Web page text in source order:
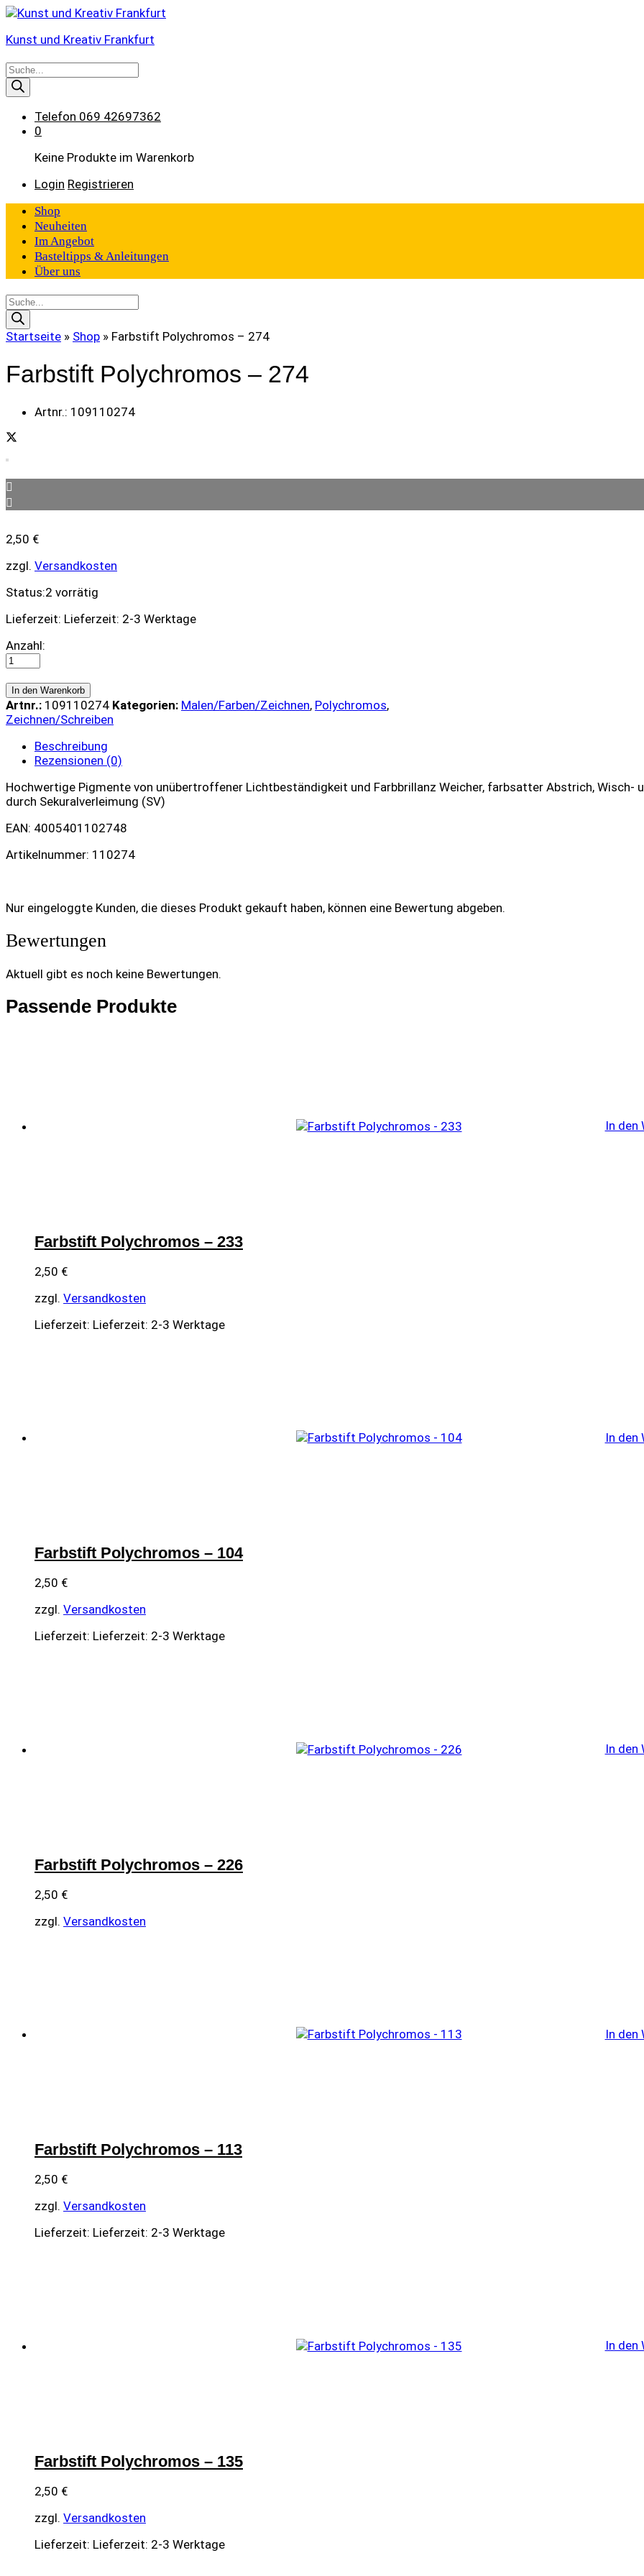
Kunst und Kreativ Frankfurt
Products
search
Telefon 069 42697362
0
Keine Produkte im Warenkorb
Login Registrieren
Shop
Neuheiten
Im Angebot
Basteltipps & Anleitungen
Über uns
Products
search
Startseite » Shop » Farbstift Polychromos – 274
Farbstift Polychromos – 274
Artnr.: 109110274
2,50 €
zzgl. Versandkosten
Status:2 vorrätig
Lieferzeit: Lieferzeit: 2-3 Werktage
Farbstift
Polychromos
-
274
quantity
Anzahl:
In den Warenkorb
Artnr.: 109110274 Kategorien: Malen/Farben/Zeichnen, Polychromos,
Zeichnen/Schreiben
Beschreibung
Rezensionen (0)
Hochwertige Pigmente von unübertroffener Lichtbeständigkeit und Farbbrillanz Weicher, farbsatter Abstrich, Wisch-
durch Sekuralverleimung (SV)
EAN: 4005401102748
Artikelnummer: 110274
Nur eingeloggte Kunden, die dieses Produkt gekauft haben, können eine Bewertung abgeben.
Bewertungen
Aktuell gibt es noch keine Bewertungen.
Passende Produkte
In den
Farbstift Polychromos – 233
2,50 €
zzgl. Versandkosten
Lieferzeit: Lieferzeit: 2-3 Werktage
In den
Farbstift Polychromos – 104
2,50 €
zzgl. Versandkosten
Lieferzeit: Lieferzeit: 2-3 Werktage
In den
Farbstift Polychromos – 226
2,50 €
zzgl. Versandkosten
In den
Farbstift Polychromos – 113
2,50 €
zzgl. Versandkosten
Lieferzeit: Lieferzeit: 2-3 Werktage
In den
Farbstift Polychromos – 135
2,50 €
zzgl. Versandkosten
Lieferzeit: Lieferzeit: 2-3 Werktage